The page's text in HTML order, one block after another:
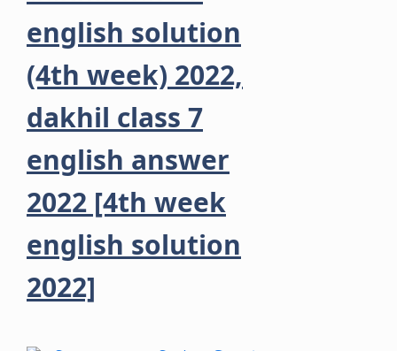
english solution
(4th week) 2022,
dakhil class 7
english answer
2022 [4th week
english solution
2022]